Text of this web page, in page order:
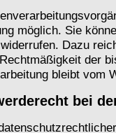
möglich. Sie
Dazu
der
bleibt vom
bei